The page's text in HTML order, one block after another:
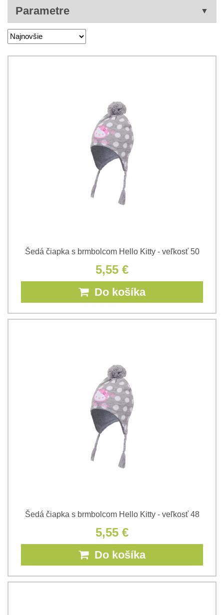
Parametre
Šedá čiapka s brmbolcom Hello Kitty - veľkosť 50
5,55 €
Do košíka
Šedá čiapka s brmbolcom Hello Kitty - veľkosť 48
5,55 €
Do košíka